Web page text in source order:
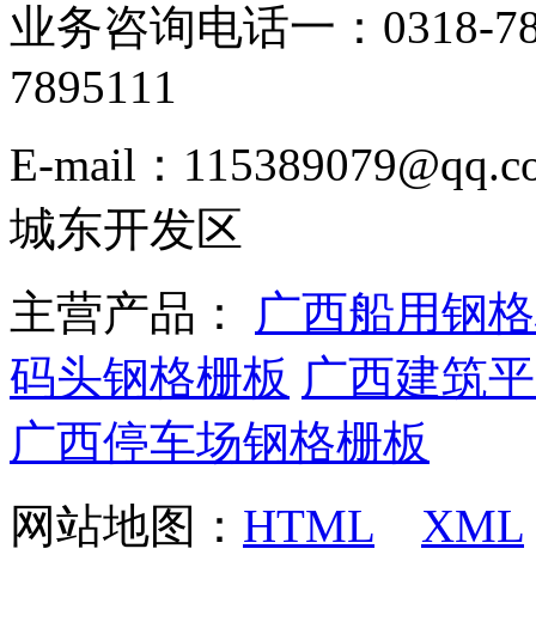
业务咨询电话一：0318-
7895111
E-mail：
城东开发区
主营产品： 广西船用钢
码头钢格栅板 广西建筑
广西停车场钢格栅板
网站地图： HTML XML